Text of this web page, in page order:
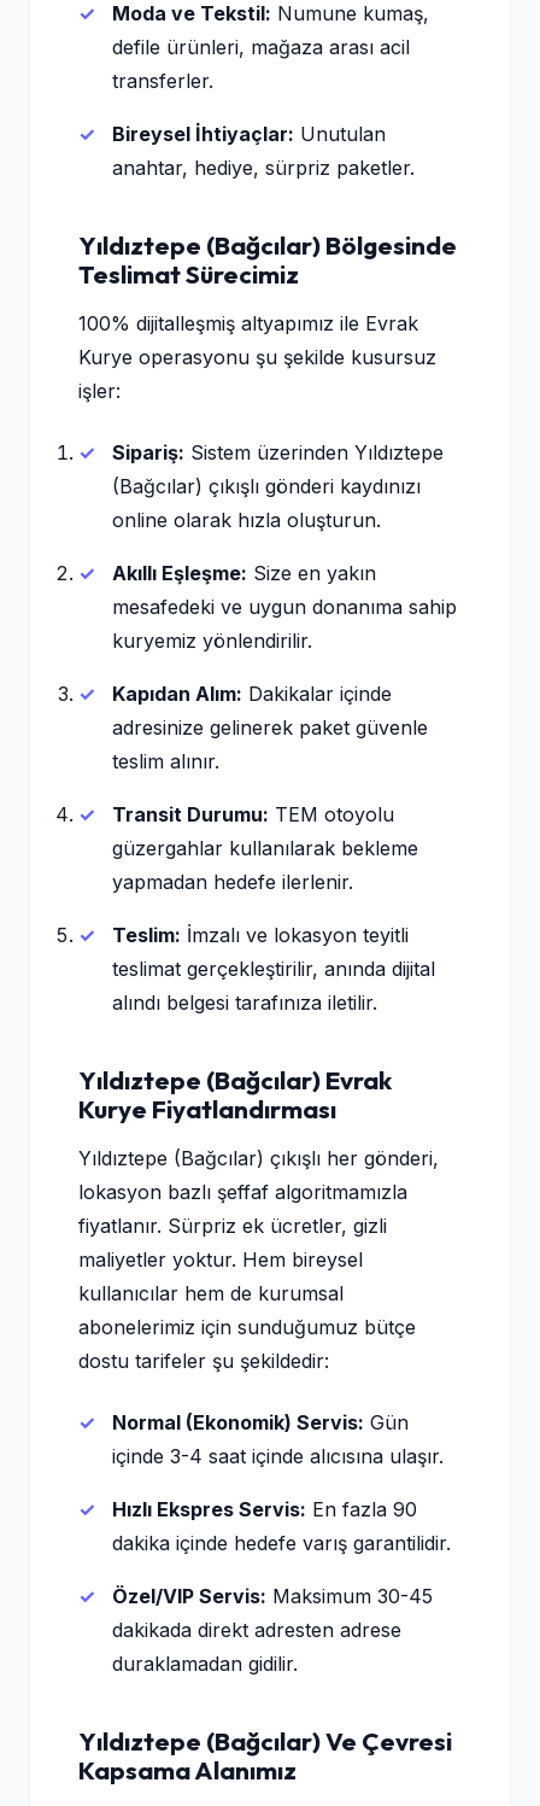
Moda ve Tekstil: Numune kumaş,
defile ürünleri, mağaza arası acil
transferler.
Bireysel İhtiyaçlar: Unutulan
anahtar, hediye, sürpriz paketler.
Yıldıztepe (Bağcılar) Bölgesinde
Teslimat Sürecimiz
100% dijitalleşmiş altyapımız ile Evrak
Kurye operasyonu şu şekilde kusursuz
işler:
Sipariş: Sistem üzerinden Yıldıztepe
(Bağcılar) çıkışlı gönderi kaydınızı
online olarak hızla oluşturun.
Akıllı Eşleşme: Size en yakın
mesafedeki ve uygun donanıma sahip
kuryemiz yönlendirilir.
Kapıdan Alım: Dakikalar içinde
adresinize gelinerek paket güvenle
teslim alınır.
Transit Durumu: TEM otoyolu
güzergahlar kullanılarak bekleme
yapmadan hedefe ilerlenir.
Teslim: İmzalı ve lokasyon teyitli
teslimat gerçekleştirilir, anında dijital
alındı belgesi tarafınıza iletilir.
Yıldıztepe (Bağcılar) Evrak
Kurye Fiyatlandırması
Yıldıztepe (Bağcılar) çıkışlı her gönderi,
lokasyon bazlı şeffaf algoritmamızla
fiyatlanır. Sürpriz ek ücretler, gizli
maliyetler yoktur. Hem bireysel
kullanıcılar hem de kurumsal
abonelerimiz için sunduğumuz bütçe
dostu tarifeler şu şekildedir:
Normal (Ekonomik) Servis: Gün
içinde 3-4 saat içinde alıcısına ulaşır.
Hızlı Ekspres Servis: En fazla 90
dakika içinde hedefe varış garantilidir.
Özel/VIP Servis: Maksimum 30-45
dakikada direkt adresten adrese
duraklamadan gidilir.
Yıldıztepe (Bağcılar) Ve Çevresi
Kapsama Alanımız